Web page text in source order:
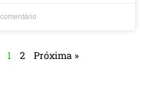
1 2 Próxima »